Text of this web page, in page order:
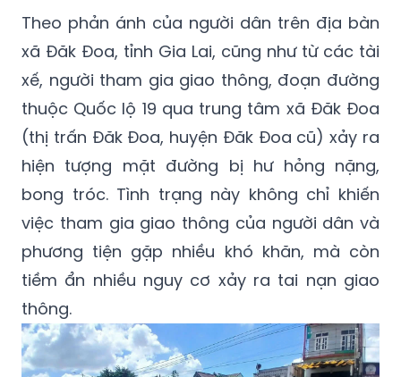
Theo phản ánh của người dân trên địa bàn
xã Đăk Đoa, tỉnh Gia Lai, cũng như từ các tài
xế, người tham gia giao thông, đoạn đường
thuộc Quốc lộ 19 qua trung tâm xã Đăk Đoa
(thị trấn Đăk Đoa, huyện Đăk Đoa cũ) xảy ra
hiện tượng mặt đường bị hư hỏng nặng,
bong tróc. Tình trạng này không chỉ khiến
việc tham gia giao thông của người dân và
phương tiện gặp nhiều khó khăn, mà còn
tiềm ẩn nhiều nguy cơ xảy ra tai nạn giao
thông.